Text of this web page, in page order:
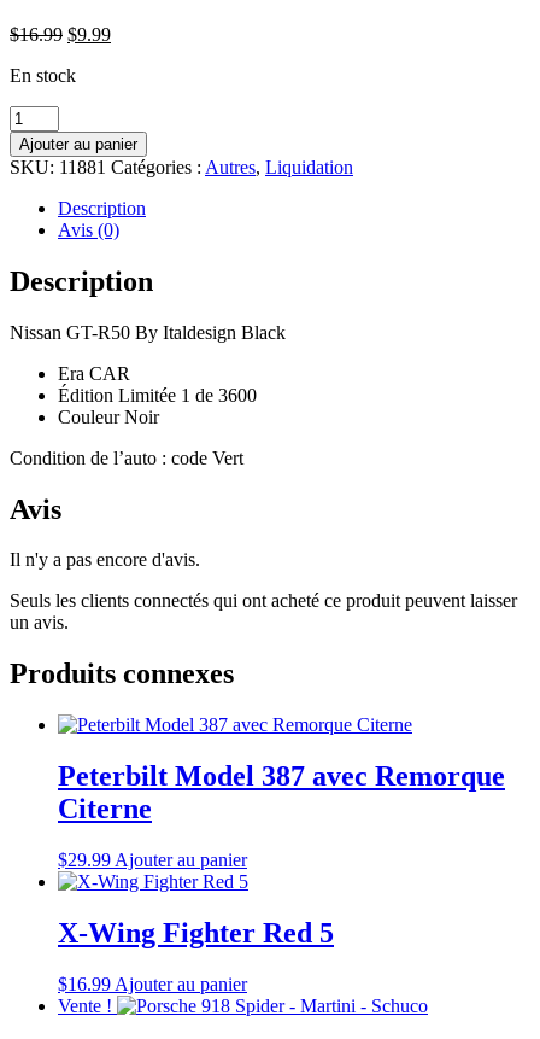
$16.99 Le
d'origine
$16.99.
$9.99Le
$9.99.
En stock
quantité
Nissan
GT-
R50
Italdesign
Limited
3,600
Era
Ajouter au panier
SKU: 11881 Catégories : Autres, Liquidation
Description
Avis (0)
Description
Nissan GT-R50 By Italdesign Black
Era CAR
Édition Limitée 1 de 3600
Couleur Noir
Condition de l’auto : code Vert
Avis
Il n'y a pas encore d'avis.
Seuls les clients connectés qui ont acheté ce produit peuvent laisser
un avis.
Produits connexes
Peterbilt Model 387 avec Remorque
Citerne
$29.99 Ajouter au panier
X-Wing Fighter Red 5
$16.99 Ajouter au panier
Vente !